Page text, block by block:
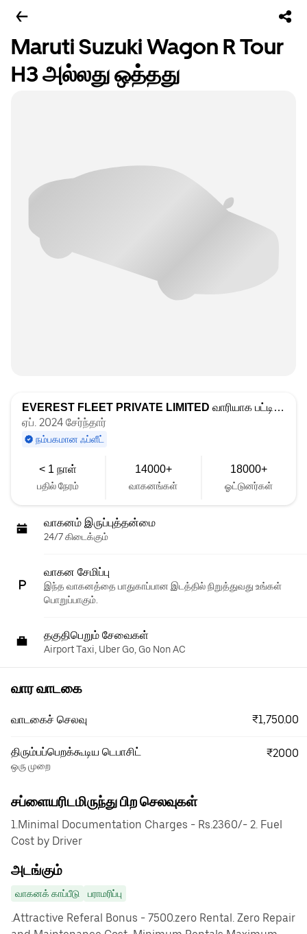
Maruti Suzuki Wagon R Tour
H3 அல்லது ஒத்தது
EVEREST FLEET PRIVATE LIMITED வாரியாக பட்டியலிடப்பட்டது
ஏப். 2024 சேர்ந்தார்
நம்பகமான ஃப்ளீட்
< 1 நாள்
பதில் நேரம்
14000+
வாகனங்கள்
18000+
ஓட்டுனர்கள்
வாகனம் இருப்புத்தன்மை
24/7 கிடைக்கும்
வாகன சேமிப்பு
இந்த வாகனத்தை பாதுகாப்பான இடத்தில் நிறுத்துவது உங்கள்
பொறுப்பாகும்.
தகுதிபெறும் சேவைகள்
Airport Taxi, Uber Go, Go Non AC
வார வாடகை
வாடகைச் செலவு ₹1,750.00
திரும்பப்பெறக்கூடிய டெபாசிட்
ஒரு முறை
₹2000
சப்ளையரிடமிருந்து பிற செலவுகள்
1.Minimal Documentation Charges - Rs.2360/- 2. Fuel
Cost by Driver
அடங்கும்
வாகனக் காப்பீடு பராமரிப்பு
.Attractive Referal Bonus - 7500.zero Rental. Zero Repair